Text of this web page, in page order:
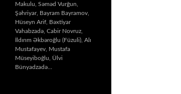
Makulu, Səməd Vurğun,
Şəhriyar, Bayram Bayramov,
Hüseyn Arif, Bəxtiyar
Vahabzadə, Cabir Novruz,
İldırım Əkbəroğlu (Füzuli), Alı
Mustafayev, Mustafa
Müseyiboğlu, Ülvi
Bünyadzadə…